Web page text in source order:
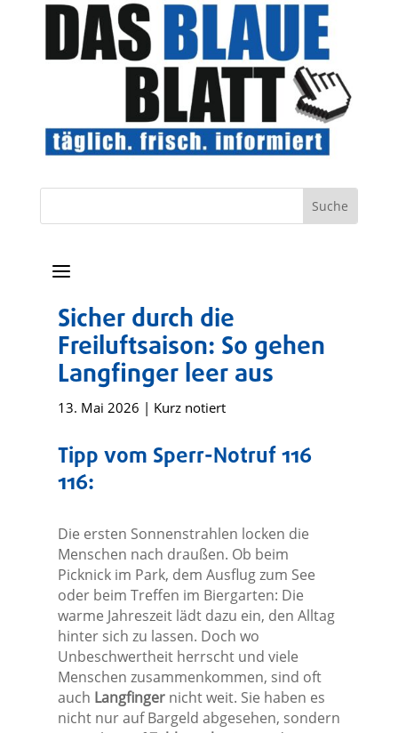
a
Sicher durch die
Freiluftsaison: So gehen
Langfinger leer aus
13. Mai 2026 | Kurz notiert
Tipp vom Sperr-Notruf 116
116:
Die ersten Sonnenstrahlen locken die
Menschen nach draußen. Ob beim
Picknick im Park, dem Ausflug zum See
oder beim Treffen im Biergarten: Die
warme Jahreszeit lädt dazu ein, den Alltag
hinter sich zu lassen. Doch wo
Unbeschwertheit herrscht und viele
Menschen zusammenkommen, sind oft
auch Langfingernicht weit. Sie haben es
nicht nur auf Bargeld abgesehen, sondern